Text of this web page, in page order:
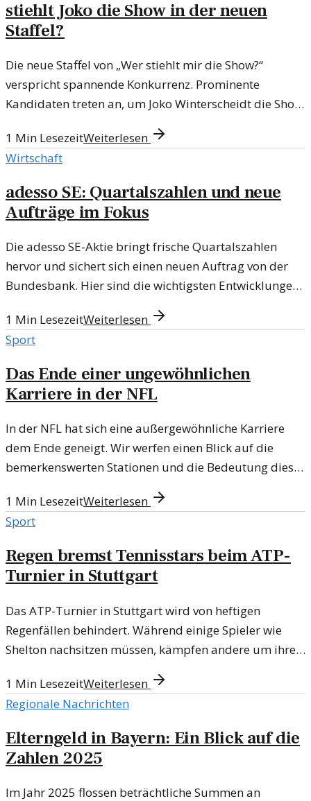
stiehlt Joko die Show in der neuen
Staffel?
Die neue Staffel von „Wer stiehlt mir die Show?“
verspricht spannende Konkurrenz. Prominente
Kandidaten treten an, um Joko Winterscheidt die Show
beweisen.
1 Min LesezeitWeiterlesen
Wirtschaft
adesso SE: Quartalszahlen und neue
Aufträge im Fokus
Die adesso SE-Aktie bringt frische Quartalszahlen
hervor und sichert sich einen neuen Auftrag von der
Bundesbank. Hier sind die wichtigsten Entwicklungen
1 Min LesezeitWeiterlesen
Sport
Das Ende einer ungewöhnlichen
Karriere in der NFL
In der NFL hat sich eine außergewöhnliche Karriere
dem Ende geneigt. Wir werfen einen Blick auf die
bemerkenswerten Stationen und die Bedeutung dieser
1 Min LesezeitWeiterlesen
Sport
Regen bremst Tennisstars beim ATP-
Turnier in Stuttgart
Das ATP-Turnier in Stuttgart wird von heftigen
Regenfällen behindert. Während einige Spieler wie
Shelton nachsitzen müssen, kämpfen andere um ihre
1 Min LesezeitWeiterlesen
Regionale Nachrichten
Elterngeld in Bayern: Ein Blick auf die
Zahlen 2025
Im Jahr 2025 flossen beträchtliche Summen an